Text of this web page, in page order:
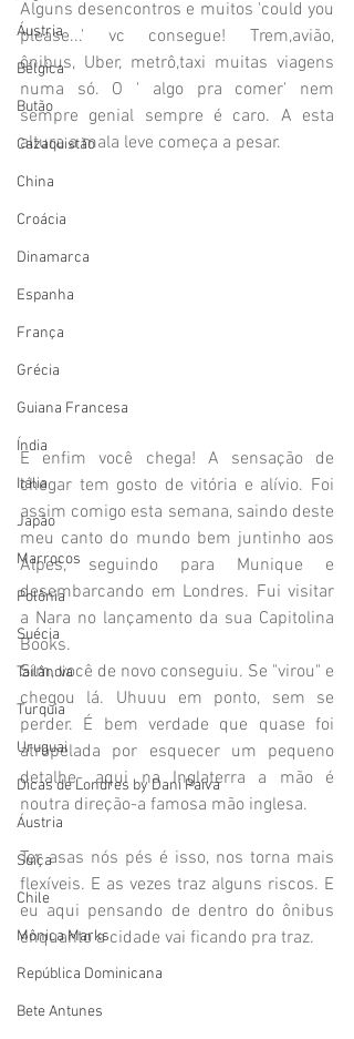
Áustria
Bélgica
Butão
Cazaquistão
China
Croácia
Dinamarca
Espanha
França
Grécia
Guiana Francesa
Índia
Itália
Japão
Marrocos
Polônia
Suécia
Tailândia
Turquia
Uruguai
Dicas de Londres by Dani Paiva
Áustria
Suíça
Chile
Mônica Marks
República Dominicana
Bete Antunes
Alguns desencontros e muitos 'could you
please...' vc consegue! Trem,avião,
ônibus, Uber, metrô,taxi muitas viagens
numa só. O ' algo pra comer' nem
sempre genial sempre é caro. A esta
altura a mala leve começa a pesar.
E enfim você chega! A sensação de
chegar tem gosto de vitória e alívio. Foi
assim comigo esta semana, saindo deste
meu canto do mundo bem juntinho aos
Alpes, seguindo para Munique e
desembarcando em Londres. Fui visitar
a Nara no lançamento da sua Capitolina
Books.
Sim, você de novo conseguiu. Se "virou" e
chegou lá. Uhuuu em ponto, sem se
perder. É bem verdade que quase foi
atropelada por esquecer um pequeno
detalhe- aqui na Inglaterra a mão é
noutra direção-a famosa mão inglesa.
Ter asas nós pés é isso, nos torna mais
flexíveis. E as vezes traz alguns riscos. E
eu aqui pensando de dentro do ônibus
enquanto a cidade vai ficando pra traz.